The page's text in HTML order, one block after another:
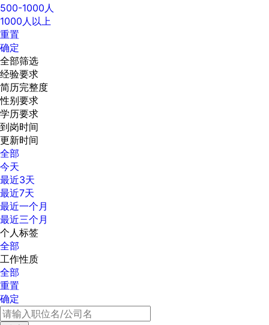
500-1000人
1000人以上
重置
确定
全部筛选
经验要求
简历完整度
性别要求
学历要求
到岗时间
更新时间
全部
今天
最近3天
最近7天
最近一个月
最近三个月
个人标签
全部
工作性质
全部
重置
确定